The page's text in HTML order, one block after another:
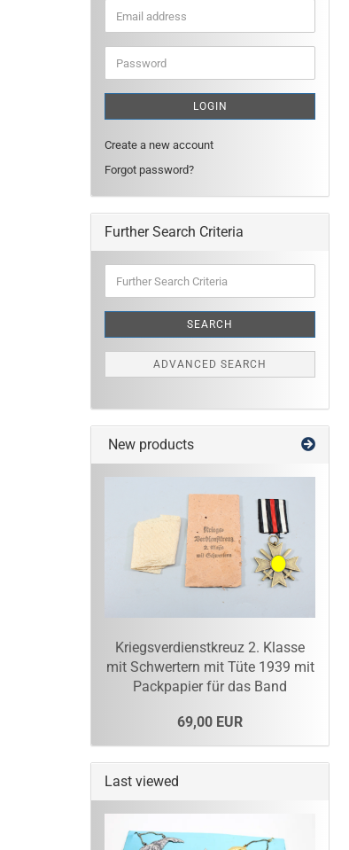
Email
address
Password
LOGIN
Create a new account
Forgot password?
Further Search Criteria
Search
SEARCH
ADVANCED SEARCH
New products
Kriegsverdienstkreuz 2. Klasse
mit Schwertern mit Tüte 1939 mit
Packpapier für das Band
69,00 EUR
Last viewed